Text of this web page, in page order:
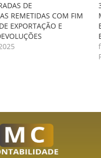
DE
REMETIDAS COM FIM
EXPORTAÇÃO E